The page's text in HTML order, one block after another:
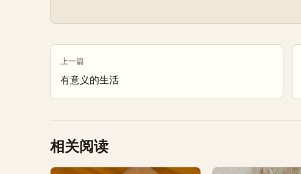
上一篇
有意义的生活
相关阅读